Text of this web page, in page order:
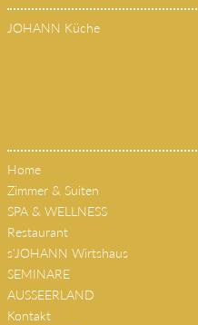
JOHANN Küche
Home
Zimmer & Suiten
SPA & WELLNESS
Restaurant
s'JOHANN Wirtshaus
SEMINARE
AUSSEERLAND
Kontakt